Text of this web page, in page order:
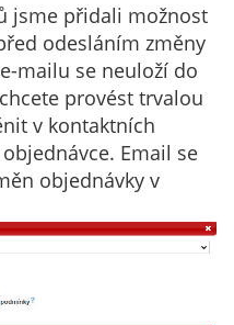
jsme přidali možnost
odesláním změny
mailu se neuloží do
provést trvalou
v kontaktních
Email se
objednávky v